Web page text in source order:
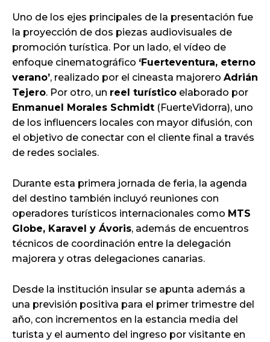
Uno de los ejes principales de la presentación fue
la proyección de dos piezas audiovisuales de
promoción turística. Por un lado, el vídeo de
enfoque cinematográfico ‘Fuerteventura, eterno
verano’, realizado por el cineasta majorero Adrián
Tejero. Por otro, un reel turístico elaborado por
Enmanuel Morales Schmidt (FuerteVidorra), uno
de los influencers locales con mayor difusión, con
el objetivo de conectar con el cliente final a través
de redes sociales.
Durante esta primera jornada de feria, la agenda
del destino también incluyó reuniones con
operadores turísticos internacionales como MTS
Globe, Karavel y Ávoris, además de encuentros
técnicos de coordinación entre la delegación
majorera y otras delegaciones canarias.
Desde la institución insular se apunta además a
una previsión positiva para el primer trimestre del
año, con incrementos en la estancia media del
turista y el aumento del ingreso por visitante en